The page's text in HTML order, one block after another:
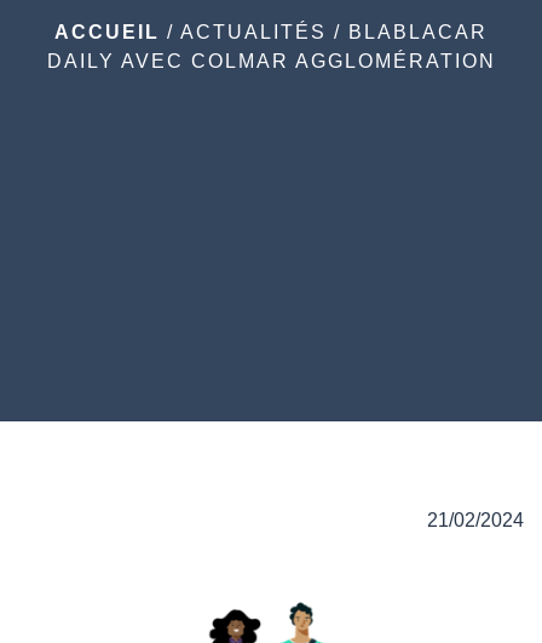
ACCUEIL / ACTUALITÉS / BLABLACAR
DAILY AVEC COLMAR AGGLOMÉRATION
21/02/2024